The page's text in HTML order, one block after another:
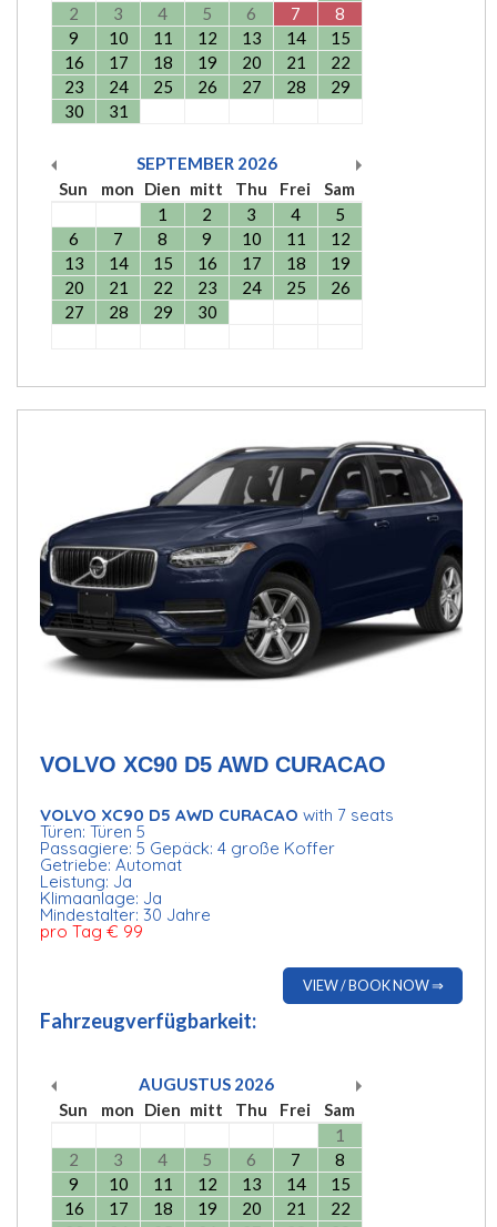
2
3 4 5 6 7
8
9
10 11 12 13 14
15
16
17 18 19 20 21
22
23
24 25 26 27 28
29
30
31
SEPTEMBER 2026
Sun
mon Dien mitt Thu Frei
Sam
1
2 3 4
5
6
7 8 9 10 11
12
13
14 15 16 17 18
19
20
21 22 23 24 25
26
27
28 29 30
VOLVO XC90 D5 AWD CURACAO
VOLVO XC90 D5 AWD CURACAO with 7 seats
Türen: Türen 5
Passagiere: 5 Gepäck: 4 große Koffer
Getriebe: Automat
Leistung: Ja
Klimaanlage: Ja
Mindestalter: 30 Jahre
pro Tag € 99
VIEW / BOOK NOW ⇒
Fahrzeugverfügbarkeit:
AUGUSTUS 2026
Sun
mon Dien mitt Thu Frei
Sam
1
2
3 4 5 6 7
8
9
10 11 12 13 14
15
16
17 18 19 20 21
22